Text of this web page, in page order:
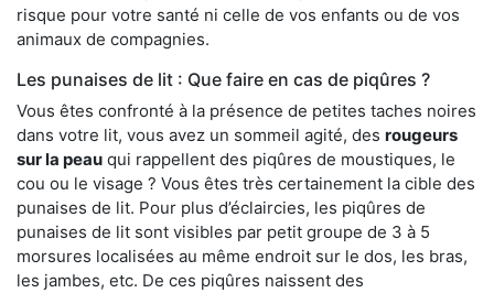
risque pour votre santé ni celle de vos enfants ou de vos
animaux de compagnies.
Les punaises de lit : Que faire en cas de piqûres ?
Vous êtes confronté à la présence de petites taches noires
dans votre lit, vous avez un sommeil agité, des rougeurs
sur la peau qui rappellent des piqûres de moustiques, le
cou ou le visage ? Vous êtes très certainement la cible des
punaises de lit. Pour plus d’éclaircies, les piqûres de
punaises de lit sont visibles par petit groupe de 3 à 5
morsures localisées au même endroit sur le dos, les bras,
les jambes, etc. De ces piqûres naissent des